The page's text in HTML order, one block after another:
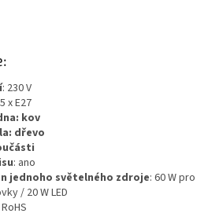
: 230 V
x E27
kov
dřevo
: ano
jednoho světelného zdroje: 60 W pro
/ 20 W LED